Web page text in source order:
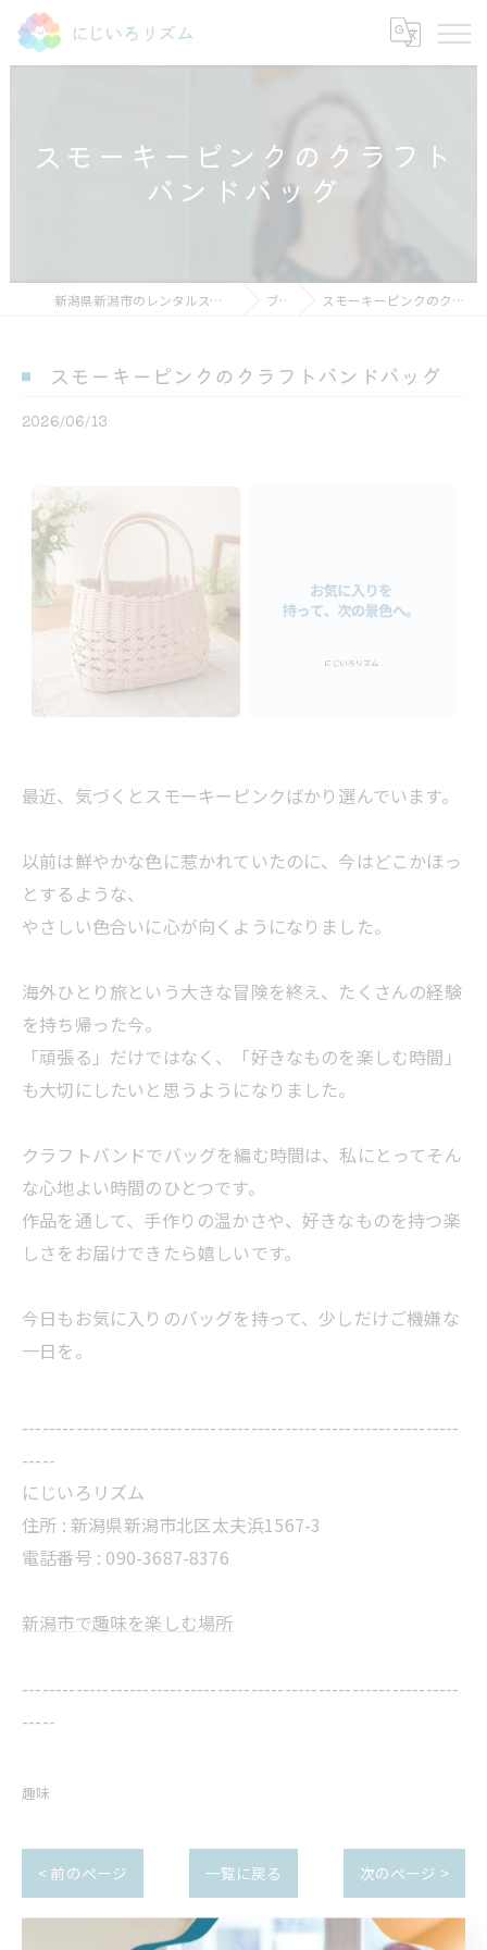
スモーキーピンクのクラフト
バンドバッグ
新潟県新潟市のレンタルスペースならにじいろリズム ブログ スモーキーピンクのクラフトバンドバッグ
スモーキーピンクのクラフトバンドバッグ
2026/06/13
最近、気づくとスモーキーピンクばかり選んでいます。
以前は鮮やかな色に惹かれていたのに、今はどこかほっ
とするような、
やさしい色合いに心が向くようになりました。
海外ひとり旅という大きな冒険を終え、たくさんの経験
を持ち帰った今。
「頑張る」だけではなく、「好きなものを楽しむ時間」
も大切にしたいと思うようになりました。
クラフトバンドでバッグを編む時間は、私にとってそん
な心地よい時間のひとつです。
作品を通して、手作りの温かさや、好きなものを持つ楽
しさをお届けできたら嬉しいです。
今日もお気に入りのバッグを持って、少しだけご機嫌な
一日を。
-----------------------------------------------------------------
-----
にじいろリズム
住所 : 新潟県新潟市北区太夫浜1567-3
電話番号 : 090-3687-8376
新潟市で趣味を楽しむ場所
-----------------------------------------------------------------
-----
趣味
< 前のページ 一覧に戻る 次のページ >